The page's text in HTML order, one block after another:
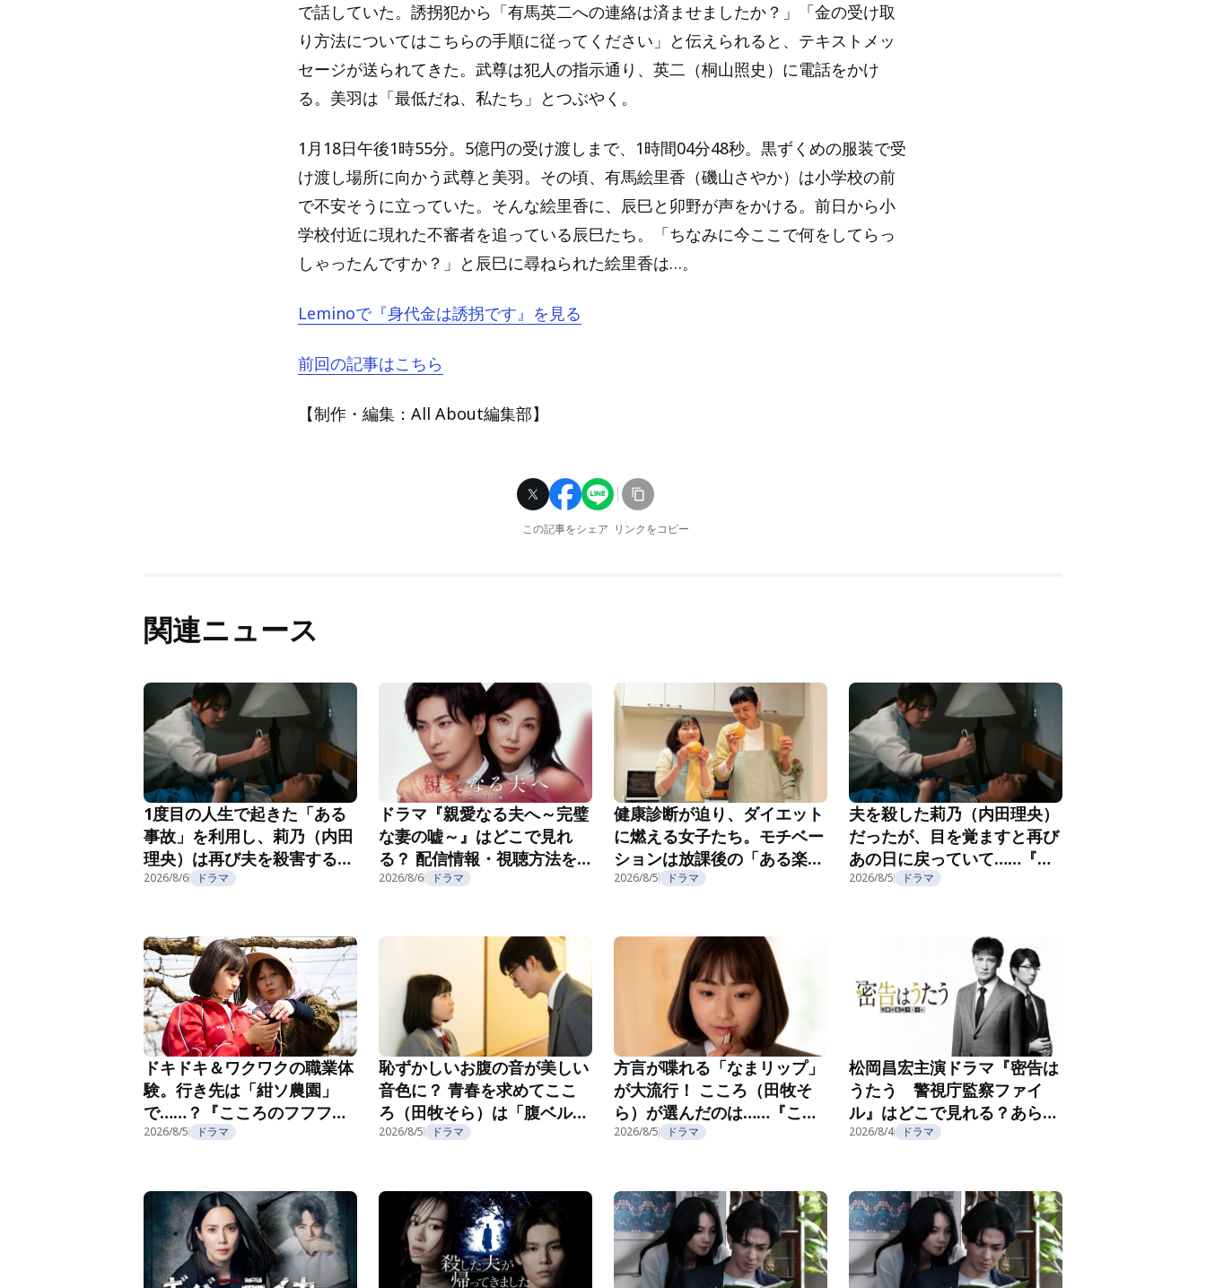
で話していた。誘拐犯から「有馬英二への連絡は済ませましたか？」「金の受け取
り方法についてはこちらの手順に従ってください」と伝えられると、テキストメッ
セージが送られてきた。武尊は犯人の指示通り、英二（桐山照史）に電話をかけ
る。美羽は「最低だね、私たち」とつぶやく。
1月18日午後1時55分。5億円の受け渡しまで、1時間04分48秒。黒ずくめの服装で受
け渡し場所に向かう武尊と美羽。その頃、有馬絵里香（磯山さやか）は小学校の前
で不安そうに立っていた。そんな絵里香に、辰巳と卯野が声をかける。前日から小
学校付近に現れた不審者を追っている辰巳たち。「ちなみに今ここで何をしてらっ
しゃったんですか？」と辰巳に尋ねられた絵里香は…。
Leminoで『身代金は誘拐です』を見る
前回の記事はこちら
【制作・編集：All About編集部】
この記事をシェア リンクをコピー
関連ニュース
1度目の人生で起きた「ある
事故」を利用し、莉乃（内田
理央）は再び夫を殺害する
『夫を殺したはずなのに』第
2026/8/6 ドラマ
ドラマ『親愛なる夫へ～完璧
な妻の嘘～』はどこで見れ
る？ 配信情報・視聴方法を
紹介
2026/8/6 ドラマ
健康診断が迫り、ダイエット
に燃える女子たち。モチベー
ションは放課後の「ある楽し
み」で……？『こころのフフ
2026/8/5 ドラマ
夫を殺した莉乃（内田理央）
だったが、目を覚ますと再び
あの日に戻っていて……『夫
を殺したはずなのに』第2話
2026/8/5 ドラマ
ドキドキ＆ワクワクの職業体
験。行き先は「紺ソ農園」
で……？『こころのフフフ』
第4話
2026/8/5 ドラマ
恥ずかしいお腹の音が美しい
音色に？ 青春を求めてここ
ろ（田牧そら）は「腹ベル
部」へ！『こころのフフフ』
2026/8/5 ドラマ
方言が喋れる「なまリップ」
が大流行！ こころ（田牧そ
ら）が選んだのは……『ここ
ろのフフフ』第2話
2026/8/5 ドラマ
松岡昌宏主演ドラマ『密告は
うたう 警視庁監察ファイ
ル』はどこで見れる？あらす
じ・キャスト・配信視聴方法
2026/8/4 ドラマ